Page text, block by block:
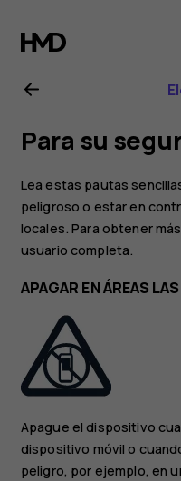
Manual
del
usuario
de
Nokia
3.1
Para su
Lea estas pautas
peligroso o estar en
locales. Para obtener
usuario completa.
APAGAR EN ÁREAS
Apague el dispositivo
dispositivo móvil o
peligro, por ejemplo, en